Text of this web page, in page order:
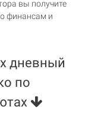
вы получите
финансам и
дневный
по